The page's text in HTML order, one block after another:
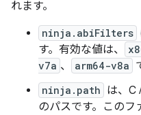
れます。
ninja.abiFilters
す。有効な値は、
v7a 、 arm64-v8a
ninja.path は、C
のパスです。このフ